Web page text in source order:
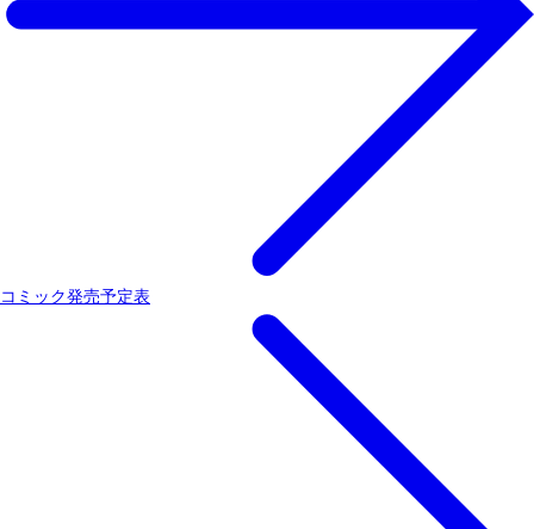
コミック発売予定表